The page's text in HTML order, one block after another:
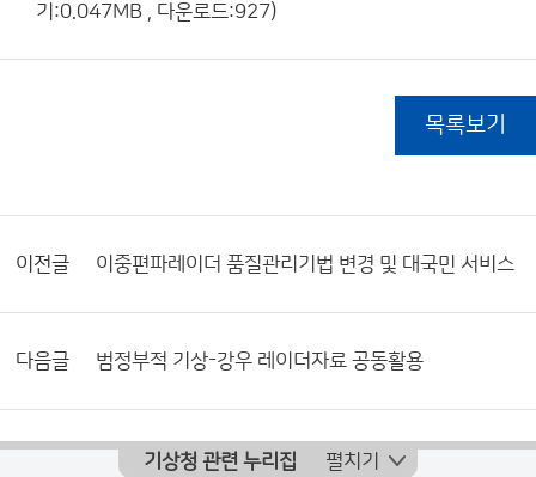
기:0.047MB , 다운로드:927)
목록보기
이전글 이중편파레이더 품질관리기법 변경 및 대국민 서비스
다음글 범정부적 기상-강우 레이더자료 공동활용
기상청 관련 누리집 펼치기